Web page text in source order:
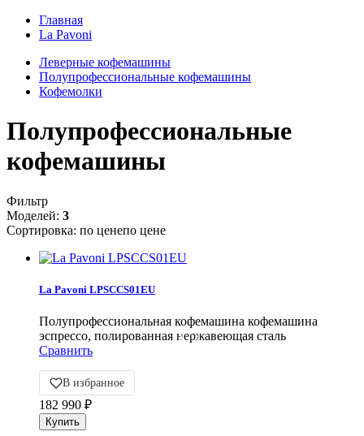
Главная
La Pavoni
Леверные кофемашины
Полупрофессиональные кофемашины
Кофемолки
Полупрофессиональные
кофемашины
Фильтр
Моделей: 3
Сортировка: по ценепо цене
La Pavoni LPSCCS01EU
Полупрофессиональная кофемашина кофемашина
эспрессо, полированная нержавеющая сталь
Сравнить
В избранное
182 990 ₽